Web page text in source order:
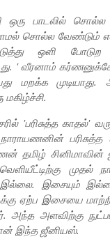
ஒரு பாடலில்
சொல்ல வேண்டும்
ஒளி
' வீரனாம்
மறக்க
'பரிசுத்த காதல்'
பரிசுத்த
தமிழ் சினிமாவின்
முதல்
இசையும்
ஏற்ப இசையை
அந்த அளவிற்கு
இந்த ஜீனியஸ்.